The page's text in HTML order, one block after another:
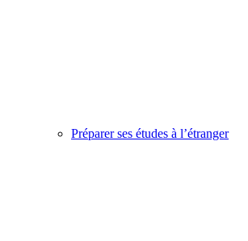
Préparer ses études à l’étranger